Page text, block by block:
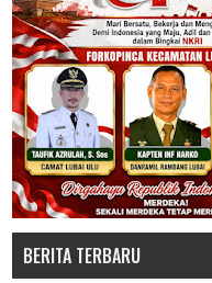
BERITA TERBARU